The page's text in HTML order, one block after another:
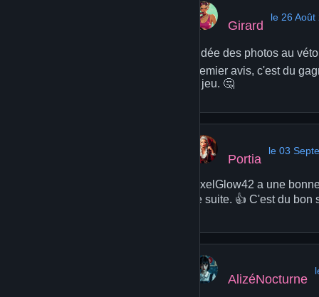
Girard
le 26 Août
L'idée des photos au
premier avis, c'est du
le jeu. 🤔
Portia
le 03
PixelGlow42 a une
de suite. 👍 C'est du
AlizéNocturne